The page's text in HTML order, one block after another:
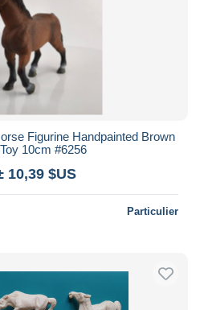
Appliquer
Figurine Handpainted Brown
10cm #6256
10,39 $US
Particulier